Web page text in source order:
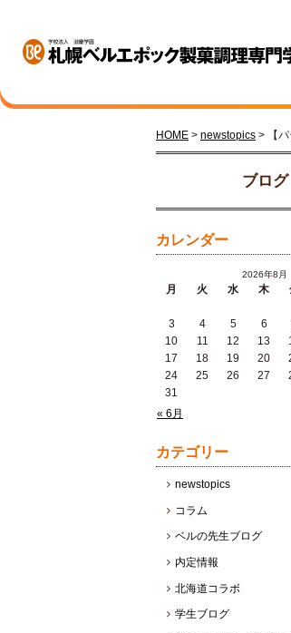
学校紹介
学科・専攻紹介
パティシエ科
入試情報
学費・奨学金
資格・就職
キャンパスライフ
札幌ベル生のリアルボイス
訪問者別
オープンキャンパス
HOME > newstopics > 【
ブログ
カレンダー
2026年8月
月 火 水 木
« 6月
3
4 5 6
10
11 12 13
17
18 19 20
24
25 26 27
31
カテゴリー
newstopics
コラム
ベルの先生ブログ
内定情報
北海道コラボ
学生ブログ